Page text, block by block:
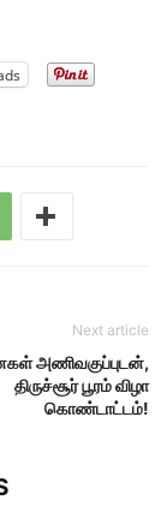
Next article
அணிவகுப்புடன்,
திருச்சூர் பூரம் விழா
கொண்டாட்டம்!